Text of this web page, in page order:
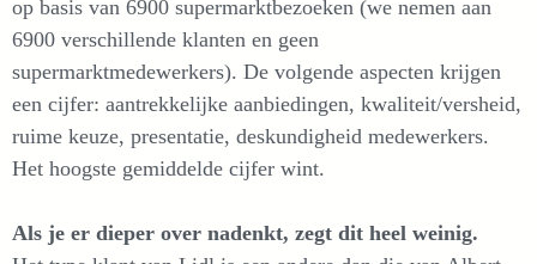
op basis van 6900 supermarktbezoeken (we nemen aan
6900 verschillende klanten en geen
supermarktmedewerkers). De volgende aspecten krijgen
een cijfer: aantrekkelijke aanbiedingen, kwaliteit/versheid,
ruime keuze, presentatie, deskundigheid medewerkers.
Het hoogste gemiddelde cijfer wint.
Als je er dieper over nadenkt, zegt dit heel weinig.